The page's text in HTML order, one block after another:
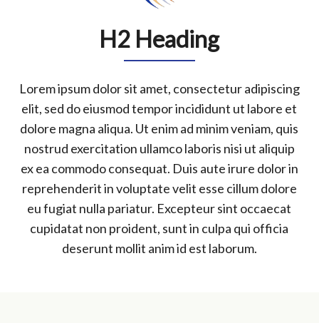
H2 Heading
Lorem ipsum dolor sit amet, consectetur adipiscing
elit, sed do eiusmod tempor incididunt ut labore et
dolore magna aliqua. Ut enim ad minim veniam, quis
nostrud exercitation ullamco laboris nisi ut aliquip
ex ea commodo consequat. Duis aute irure dolor in
reprehenderit in voluptate velit esse cillum dolore
eu fugiat nulla pariatur. Excepteur sint occaecat
cupidatat non proident, sunt in culpa qui officia
deserunt mollit anim id est laborum.